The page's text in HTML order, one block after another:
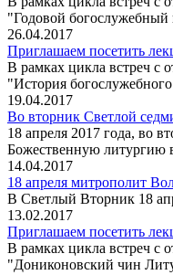
"Годовой богослужебный
26.04.2017
Приглашаем посетить
В рамках цикла встреч с
"История богослужебного
19.04.2017
Во вторник Светлой
18 апреля 2017 года, во
Божественную литургию
14.04.2017
18 апреля митрополит
В Светлый Вторник 18
13.02.2017
Приглашаем посетить
В рамках цикла встреч с
"Дониконовский чин